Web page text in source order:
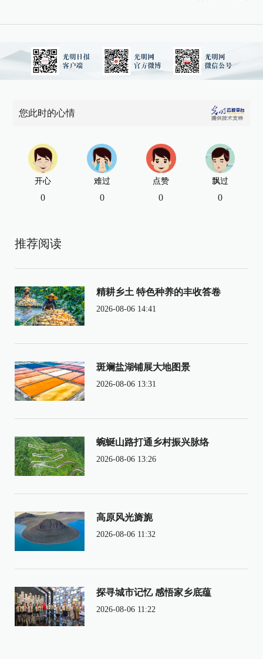
您此时的心情
开心
0
难过
0
点赞
0
飘过
0
推荐阅读
精耕乡土 特色种养的丰收答卷
2026-08-06 14:41
斑斓盐湖铺展大地图景
2026-08-06 13:31
蜿蜒山路打通乡村振兴脉络
2026-08-06 13:26
高原风光旖旎
2026-08-06 11:32
探寻城市记忆 感悟家乡底蕴
2026-08-06 11:22